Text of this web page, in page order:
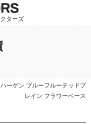
ターズ
ーゲン ブルーフルーテッドプ
レイン フラワーベース